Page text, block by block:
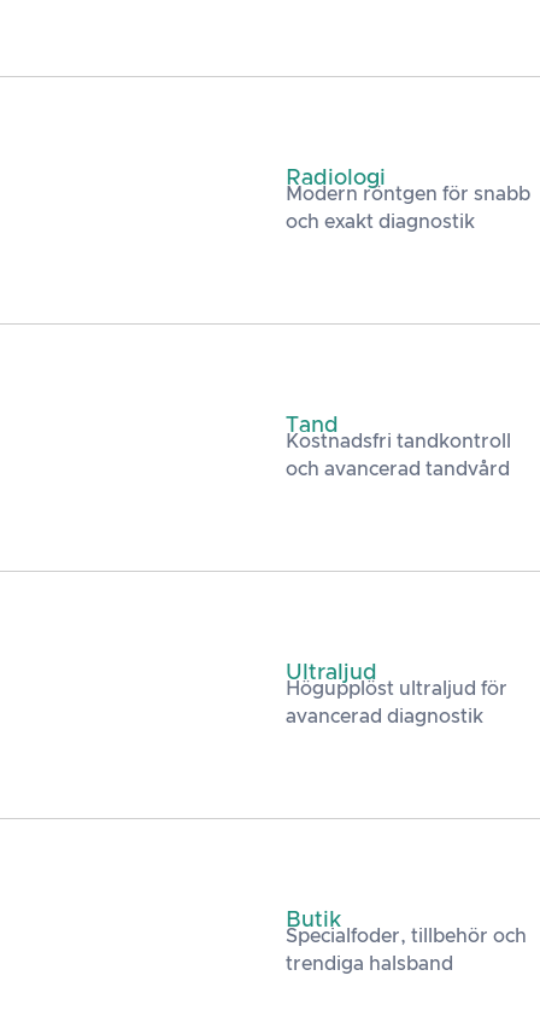
Radiologi
Modern röntgen för snabb
och exakt diagnostik
Tand
Kostnadsfri tandkontroll
och avancerad tandvård
Ultraljud
Högupplöst ultraljud för
avancerad diagnostik
Butik
Specialfoder, tillbehör och
trendiga halsband